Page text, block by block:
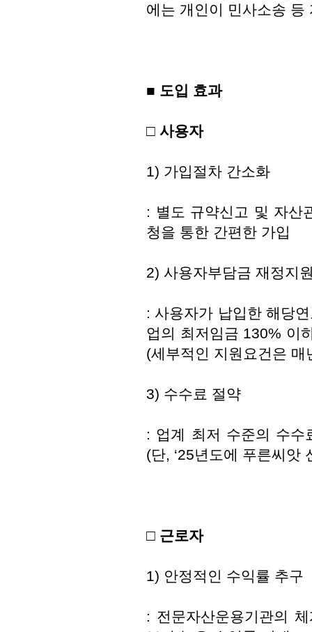
에는 개인이 민사소송 등
■ 도입 효과
□ 사용자
1) 가입절차 간소화
: 별도 규약신고 및 자산
청을 통한 간편한 가입
2) 사용자부담금 재정지
: 사용자가 납입한 해당
업의 최저임금 130% 이
(세부적인 지원요건은
3) 수수료 절약
: 업계 최저 수준의 수수
(단, ‘25년도에 푸른씨앗
□ 근로자
1) 안정적인 수익률 추구
: 전문자산운용기관의